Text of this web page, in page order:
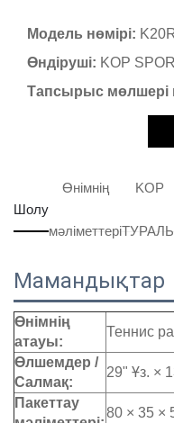
Модель нөмірі:
Өндіруші: KOP
Тапсырыс мөлшері
Шолу
Өнімнің
мәліметтері
KOP
ТУРАЛЫ
Мамандықтар
Өнімнің
атауы:
Теннис
Өлшемдер /
Салмақ:
29" Ұз. ×
Пакеттау
80 × 35 ×